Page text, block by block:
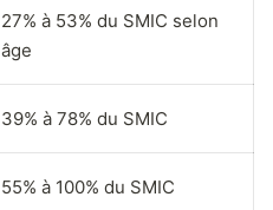
27% à 53% du SMIC selon
âge
39% à 78% du SMIC
55% à 100% du SMIC